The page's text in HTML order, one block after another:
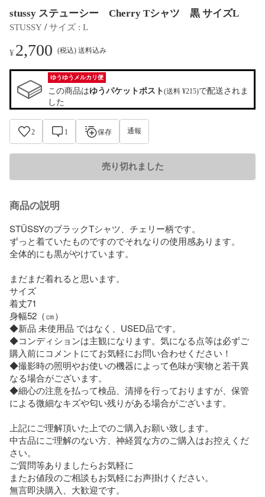
stussy ステューシー Cherry Tシャツ 黒 サイズL
STUSSY / サイズ : L
¥2,700 (税込) 送料込み
ゆうゆうメルカリ便
この商品はゆうパケットポスト(送料 ¥215)で配送されま
した
2 1 保存 通報
売り切れました
商品の説明
STÜSSYのブラックTシャツ、チェリー柄です。
ずっと着ていたものですのでそれなりの使用感あります。
全体的にも黒がやけています。
まだまだ着れると思います。
サイズ
着丈71
身幅52（㎝）
◆新品 未使用品 ではなく、USED品です。
◆コンディションは主観になります。気になる点等は必ずご
購入前にコメントにてお気軽にお問い合わせください！
◆撮影時の照明やお使いの機器によって色味が実物と若干異
なる場合がございます。
◆細心の注意を払って検品、清掃を行っておりますが、保管
による微細なキズや匂い残りがある場合がございます。
上記にご理解頂いた上でのご購入お願い致します。
中古品にご理解のない方、神経質な方のご購入はお控えくだ
さい。
ご質問等ありましたらお気軽に
またお値段のご相談もお気軽にお声掛けください。
無言即決購入、大歓迎です。